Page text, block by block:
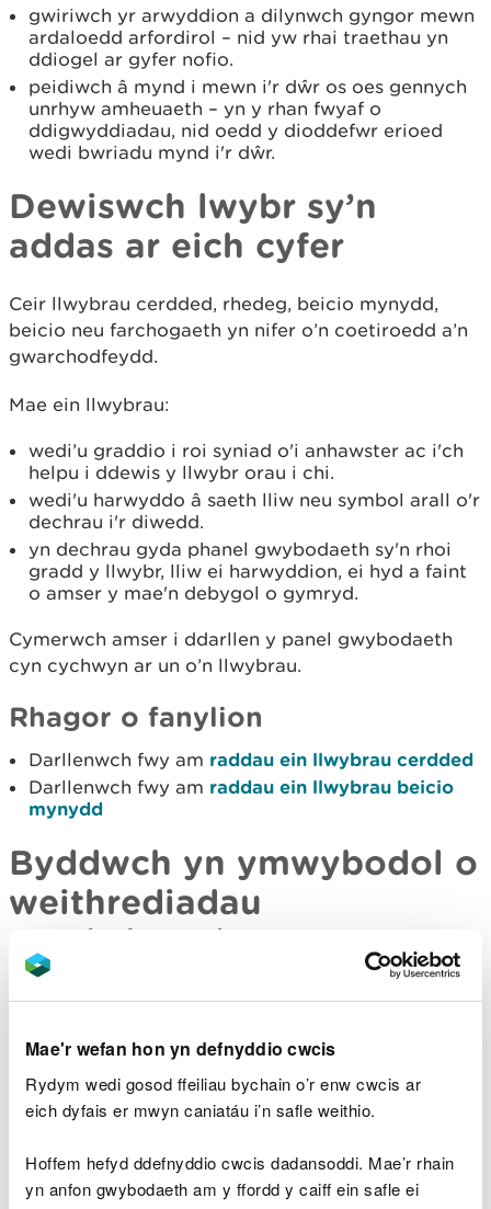
Mae'r wefan hon yn defnyddio cwcis
Rydym wedi gosod ffeiliau bychain o’r enw cwcis ar
eich dyfais er mwyn caniatáu i’n safle weithio.
Hoffem hefyd ddefnyddio cwcis dadansoddi. Mae’r rhain
yn anfon gwybodaeth am y ffordd y caiff ein safle ei
gwiriwch yr arwyddion a dilynwch gyngor mewn
ardaloedd arfordirol – nid yw rhai traethau yn
ddiogel ar gyfer nofio.
peidiwch â mynd i mewn i'r dŵr os oes gennych
unrhyw amheuaeth – yn y rhan fwyaf o
ddigwyddiadau, nid oedd y dioddefwr erioed
wedi bwriadu mynd i'r dŵr.
Dewiswch lwybr sy’n
addas ar eich cyfer
Ceir llwybrau cerdded, rhedeg, beicio mynydd,
beicio neu farchogaeth yn nifer o’n coetiroedd a’n
gwarchodfeydd.
Mae ein llwybrau:
wedi’u graddio i roi syniad o'i anhawster ac i'ch
helpu i ddewis y llwybr orau i chi.
wedi'u harwyddo â saeth lliw neu symbol arall o'r
dechrau i'r diwedd.
yn dechrau gyda phanel gwybodaeth sy'n rhoi
gradd y llwybr, lliw ei harwyddion, ei hyd a faint
o amser y mae'n debygol o gymryd.
Cymerwch amser i ddarllen y panel gwybodaeth
cyn cychwyn ar un o’n llwybrau.
Rhagor o fanylion
Darllenwch fwy am raddau ein llwybrau cerdded
Darllenwch fwy am raddau ein llwybrau beicio
mynydd
Byddwch yn ymwybodol o
weithrediadau
coedwigaeth
Mae gweithrediadau coedwigaeth yn digwydd
peiriannau mawr a phwerus.
Os bydd y gwaith hwn yn effeithio ar ein llwybrau
wedi’u harwyddo, rydym yn darparu llwybrau
amgen neu ddargyfeiriadau lle bo modd. Mae'n
bosibl y bydd yn rhaid i ni gau llwybr i ganiatáu i'r